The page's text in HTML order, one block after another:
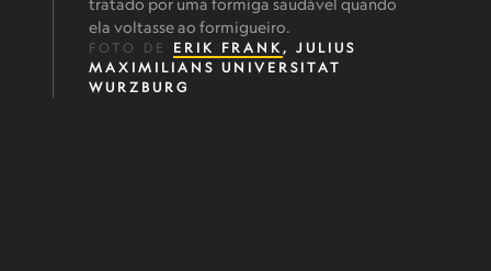
tratado por uma formiga saudável quando
ela voltasse ao formigueiro.
FOTO DE ERIK FRANK , JULIUS
MAXIMILIANS UNIVERSITAT
WURZBURG